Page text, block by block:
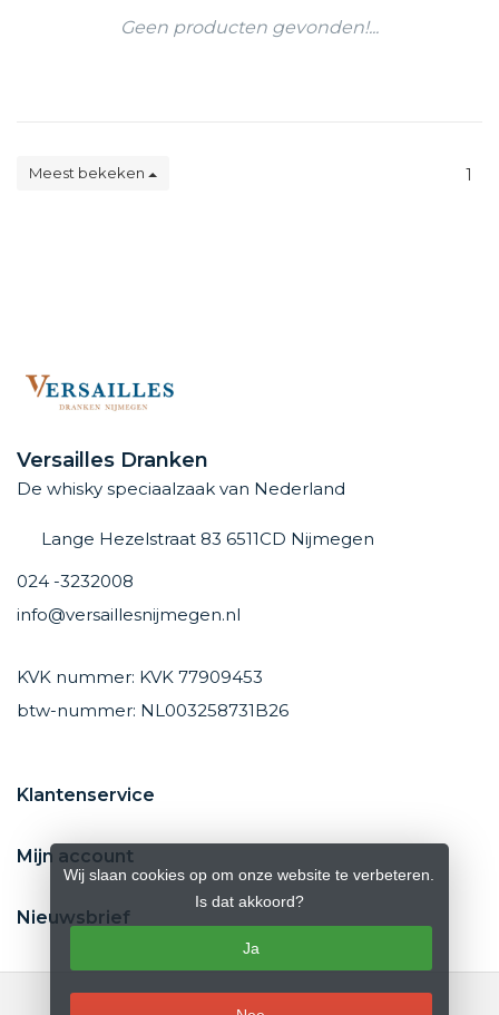
Geen producten gevonden!...
Meest bekeken 1
Versailles Dranken
De whisky speciaalzaak van Nederland
Lange Hezelstraat 83 6511CD Nijmegen
024 -3232008
info@versaillesnijmegen.nl
KVK nummer: KVK 77909453
btw-nummer: NL003258731B26
Klantenservice
Mijn account
Nieuwsbrief
Wij slaan cookies op om onze website te verbeteren.
Is dat akkoord?
Ja